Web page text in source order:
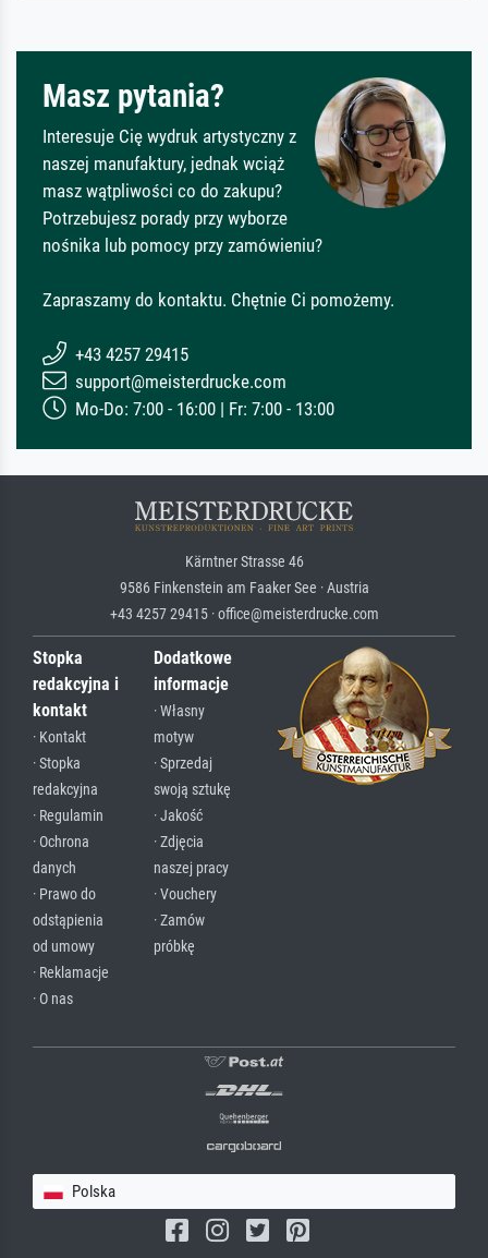
Masz pytania?
Interesuje Cię wydruk artystyczny z
naszej manufaktury, jednak wciąż
masz wątpliwości co do zakupu?
Potrzebujesz porady przy wyborze
nośnika lub pomocy przy zamówieniu?
Zapraszamy do kontaktu. Chętnie Ci pomożemy.
+43 4257 29415
support@meisterdrucke.com
Mo-Do: 7:00 - 16:00 | Fr: 7:00 - 13:00
Kärntner Strasse 46
9586 Finkenstein am Faaker See · Austria
+43 4257 29415 · office@meisterdrucke.com
Stopka
redakcyjna i
kontakt
· Kontakt
· Stopka
redakcyjna
· Regulamin
· Ochrona
danych
· Prawo do
odstąpienia
od umowy
· Reklamacje
· O nas
Dodatkowe
informacje
· Własny
motyw
· Sprzedaj
swoją sztukę
· Jakość
· Zdjęcia
naszej pracy
· Vouchery
· Zamów
próbkę
Polska